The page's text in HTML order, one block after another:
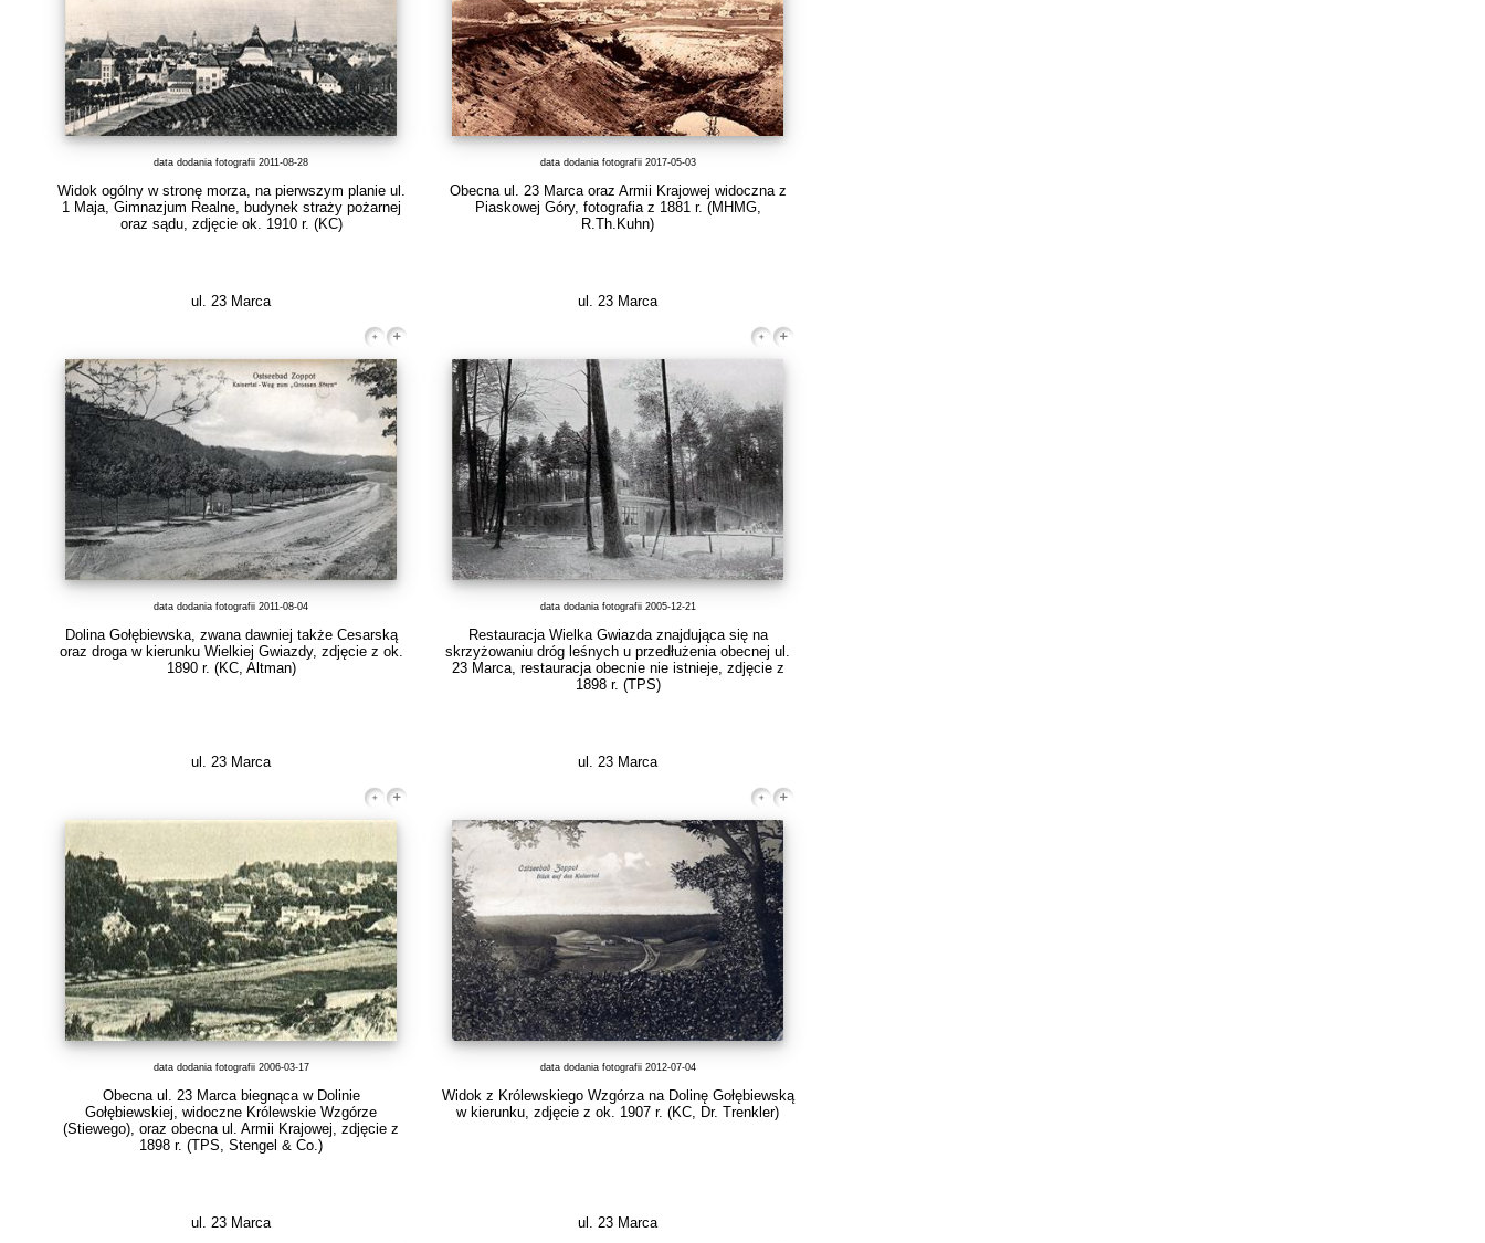
data dodania fotografii 2011-08-28
Widok ogólny w stronę morza, na pierwszym planie ul.
1 Maja, Gimnazjum Realne, budynek straży pożarnej
oraz sądu, zdjęcie ok. 1910 r. (KC)
data dodania fotografii 2017-05-03
Obecna ul. 23 Marca oraz Armii Krajowej widoczna z
Piaskowej Góry, fotografia z 1881 r. (MHMG,
R.Th.Kuhn)
ul. 23 Marca
data dodania fotografii 2011-08-04
Dolina Gołębiewska, zwana dawniej także Cesarską
oraz droga w kierunku Wielkiej Gwiazdy, zdjęcie z ok.
1890 r. (KC, Altman)
ul. 23 Marca
data dodania fotografii 2005-12-21
Restauracja Wielka Gwiazda znajdująca się na
skrzyżowaniu dróg leśnych u przedłużenia obecnej ul.
23 Marca, restauracja obecnie nie istnieje, zdjęcie z
1898 r. (TPS)
ul. 23 Marca
data dodania fotografii 2006-03-17
Obecna ul. 23 Marca biegnąca w Dolinie
Gołębiewskiej, widoczne Królewskie Wzgórze
(Stiewego), oraz obecna ul. Armii Krajowej, zdjęcie z
1898 r. (TPS, Stengel & Co.)
ul. 23 Marca
data dodania fotografii 2012-07-04
Widok z Królewskiego Wzgórza na Dolinę Gołębiewską
w kierunku, zdjęcie z ok. 1907 r. (KC, Dr. Trenkler)
ul. 23 Marca ul. 23 Marca